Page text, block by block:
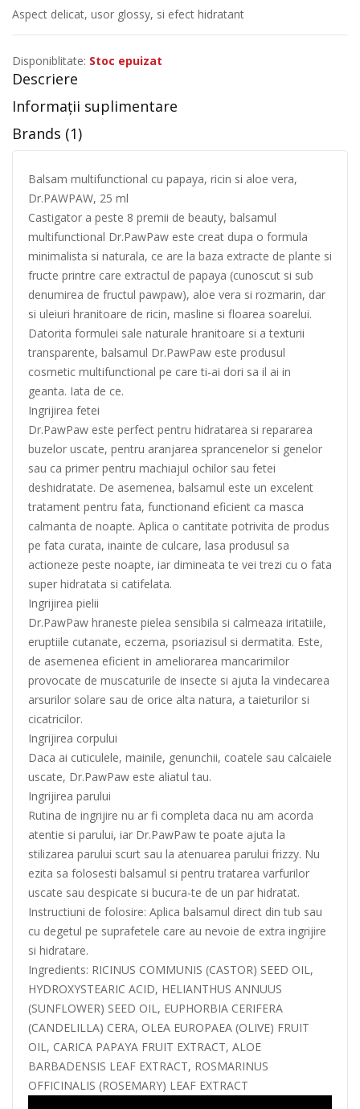
Aspect delicat, usor glossy, si efect hidratant
Disponiblitate: Stoc epuizat
Descriere
Informații suplimentare
Brands (1)
Balsam multifunctional cu papaya, ricin si aloe vera,
Dr.PAWPAW, 25 ml
Castigator a peste 8 premii de beauty, balsamul
multifunctional Dr.PawPaw este creat dupa o formula
minimalista si naturala, ce are la baza extracte de plante si
fructe printre care extractul de papaya (cunoscut si sub
denumirea de fructul pawpaw), aloe vera si rozmarin, dar
si uleiuri hranitoare de ricin, masline si floarea soarelui.
Datorita formulei sale naturale hranitoare si a texturii
transparente, balsamul Dr.PawPaw este produsul
cosmetic multifunctional pe care ti-ai dori sa il ai in
geanta. Iata de ce.
Ingrijirea fetei
Dr.PawPaw este perfect pentru hidratarea si repararea
buzelor uscate, pentru aranjarea sprancenelor si genelor
sau ca primer pentru machiajul ochilor sau fetei
deshidratate. De asemenea, balsamul este un excelent
tratament pentru fata, functionand eficient ca masca
calmanta de noapte. Aplica o cantitate potrivita de produs
pe fata curata, inainte de culcare, lasa produsul sa
actioneze peste noapte, iar dimineata te vei trezi cu o fata
super hidratata si catifelata.
Ingrijirea pielii
Dr.PawPaw hraneste pielea sensibila si calmeaza iritatiile,
eruptiile cutanate, eczema, psoriazisul si dermatita. Este,
de asemenea eficient in ameliorarea mancarimilor
provocate de muscaturile de insecte si ajuta la vindecarea
arsurilor solare sau de orice alta natura, a taieturilor si
cicatricilor.
Ingrijirea corpului
Daca ai cuticulele, mainile, genunchii, coatele sau calcaiele
uscate, Dr.PawPaw este aliatul tau.
Ingrijirea parului
Rutina de ingrijire nu ar fi completa daca nu am acorda
atentie si parului, iar Dr.PawPaw te poate ajuta la
stilizarea parului scurt sau la atenuarea parului frizzy. Nu
ezita sa folosesti balsamul si pentru tratarea varfurilor
uscate sau despicate si bucura-te de un par hidratat.
Instructiuni de folosire: Aplica balsamul direct din tub sau
cu degetul pe suprafetele care au nevoie de extra ingrijire
si hidratare.
Ingredients: RICINUS COMMUNIS (CASTOR) SEED OIL,
HYDROXYSTEARIC ACID, HELIANTHUS ANNUUS
(SUNFLOWER) SEED OIL, EUPHORBIA CERIFERA
(CANDELILLA) CERA, OLEA EUROPAEA (OLIVE) FRUIT
OIL, CARICA PAPAYA FRUIT EXTRACT, ALOE
BARBADENSIS LEAF EXTRACT, ROSMARINUS
OFFICINALIS (ROSEMARY) LEAF EXTRACT